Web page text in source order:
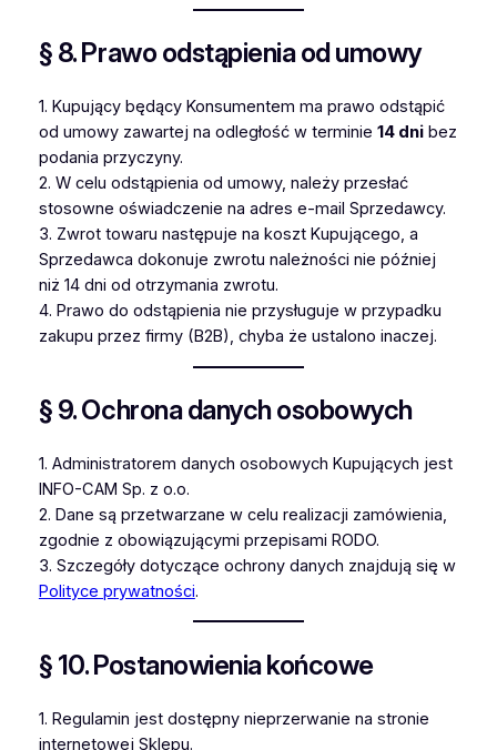
§ 8. Prawo odstąpienia od umowy
1. Kupujący będący Konsumentem ma prawo odstąpić
od umowy zawartej na odległość w terminie 14 dnibez
podania przyczyny.
2. W celu odstąpienia od umowy, należy przesłać
stosowne oświadczenie na adres e-mail Sprzedawcy.
3. Zwrot towaru następuje na koszt Kupującego, a
Sprzedawca dokonuje zwrotu należności nie później
niż 14 dni od otrzymania zwrotu.
4. Prawo do odstąpienia nie przysługuje w przypadku
zakupu przez firmy (B2B), chyba że ustalono inaczej.
§ 9. Ochrona danych osobowych
1. Administratorem danych osobowych Kupujących jest
INFO-CAM Sp. z o.o.
2. Dane są przetwarzane w celu realizacji zamówienia,
zgodnie z obowiązującymi przepisami RODO.
3. Szczegóły dotyczące ochrony danych znajdują się w
Polityce prywatności.
§ 10. Postanowienia końcowe
1. Regulamin jest dostępny nieprzerwanie na stronie
internetowej Sklepu.